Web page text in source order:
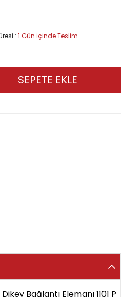
: 1 Gün İçinde Teslim
Bağlantı Elemanı 1101 P